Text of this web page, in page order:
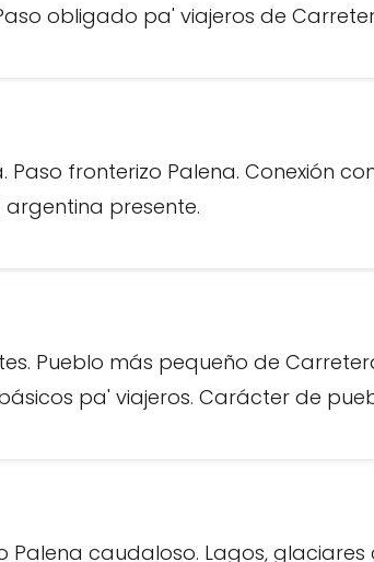
obligado pa' viajeros de
fronterizo Palena. Conexión
presente.
Pueblo más pequeño de
pa' viajeros. Carácter de
Palena caudaloso. Lagos, glaciares